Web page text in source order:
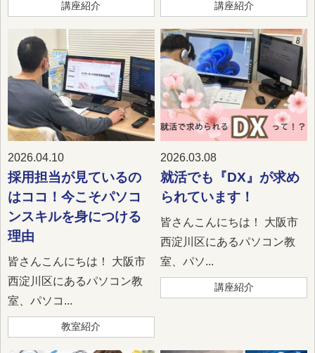
講座紹介 講座紹介
2026.04.10
採用担当が見ているの
はココ！今こそパソコ
ンスキルを身につける
理由
皆さんこんにちは！ 大阪市
西淀川区にあるパソコン教
室、パソコ...
教室紹介
2026.03.08
就活でも『DX』が求め
られています！
皆さんこんにちは！ 大阪市
西淀川区にあるパソコン教
室、パソ...
講座紹介